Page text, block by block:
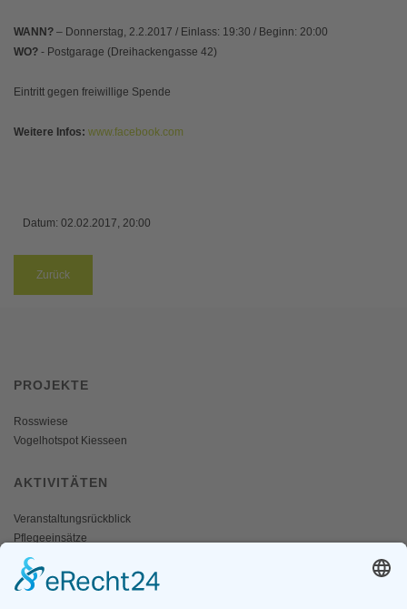
WANN? – Donnerstag, 2.2.2017 / Einlass: 19:30 / Beginn: 20:00
WO? - Postgarage (Dreihackengasse 42)
Eintritt gegen freiwillige Spende
Weitere Infos: www.facebook.com
Datum: 02.02.2017, 20:00
Zurück
PROJEKTE
Rosswiese
Vogelhotspot Kiesseen
AKTIVITÄTEN
Veranstaltungsrückblick
Pflegeeinsätze
AKTIV WERDEN